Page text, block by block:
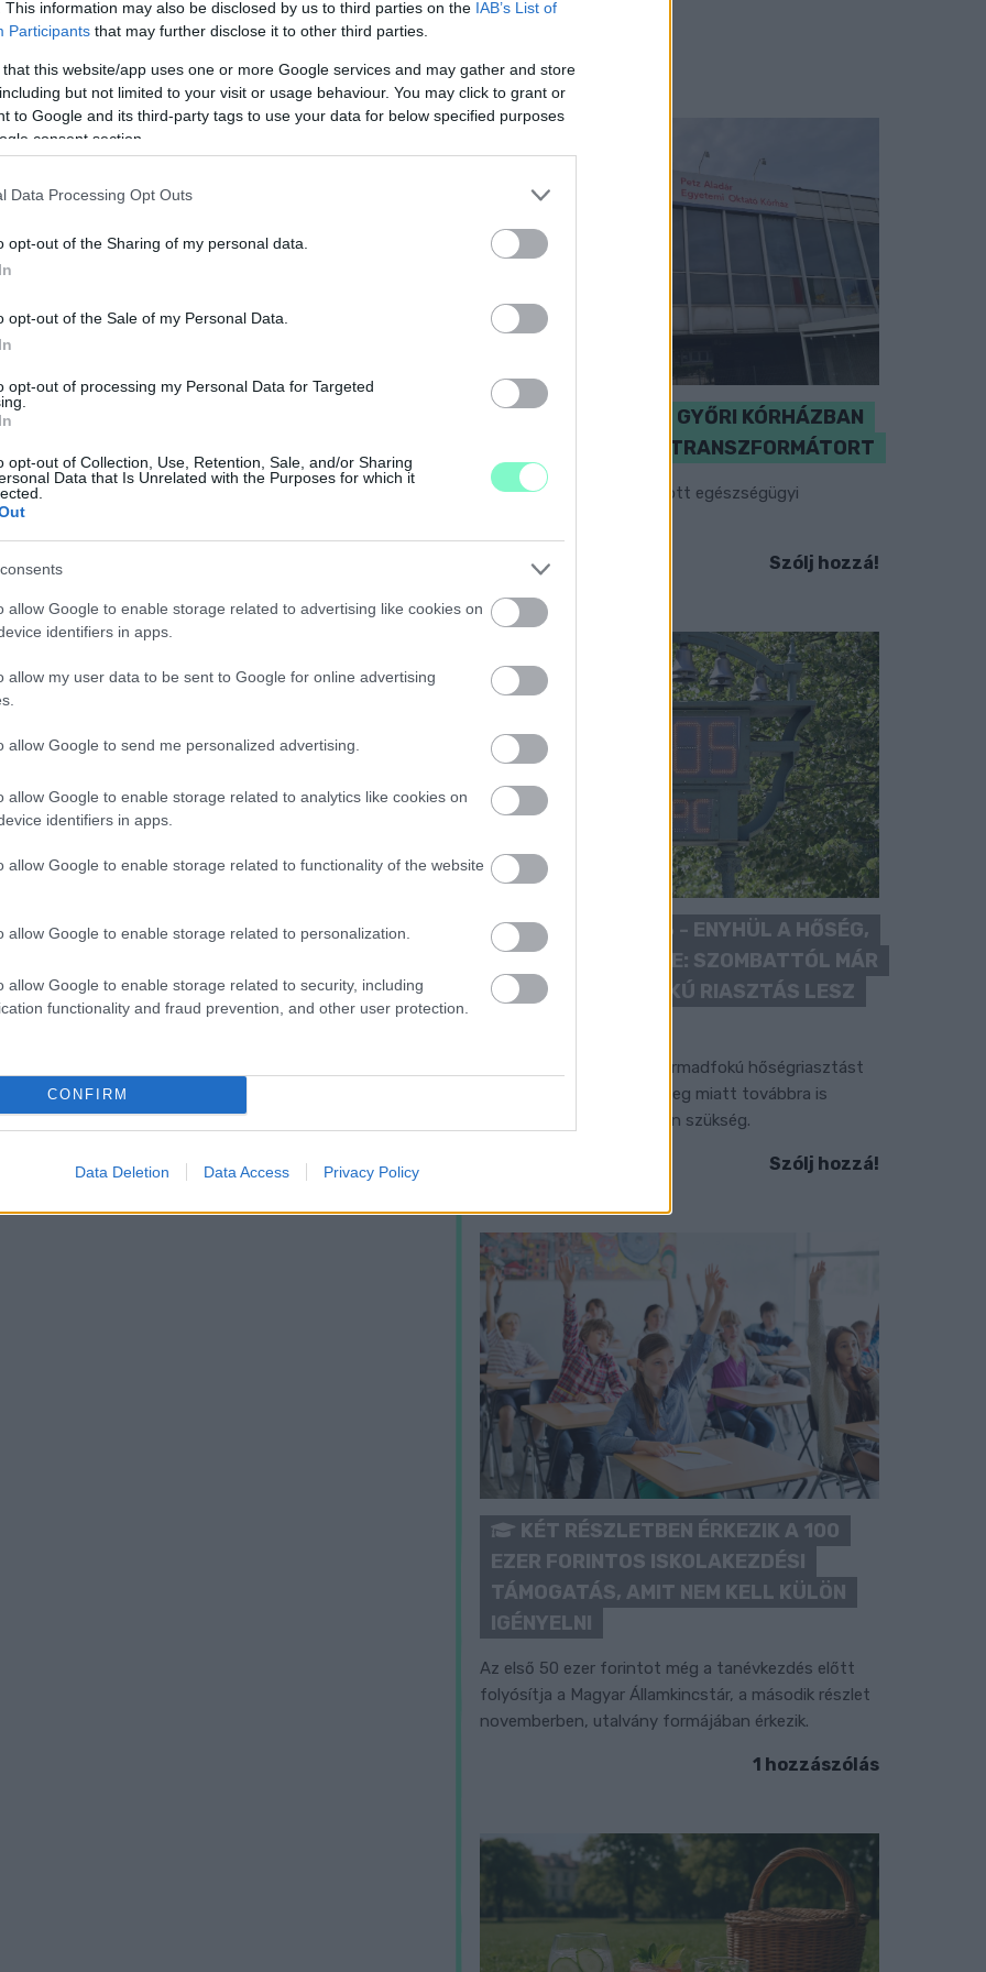
This information may also be disclosed by us to third parties on the IAB’s List of
Participants that may further disclose it to other third parties.
that this website/app uses one or more Google services and may gather and store
but not limited to your visit or usage behaviour. You may click to grant or
to Google and its third-party tags to use your data for below specified purposes
consent section.
Data Processing Opt Outs
opt-out of the Sharing of my personal data.
opt-out of the Sale of my Personal Data.
opt-out of processing my Personal Data for Targeted
opt-out of Collection, Use, Retention, Sale, and/or Sharing
Data that Is Unrelated with the Purposes for which it
allow Google to enable storage related to advertising like cookies on
identifiers in apps.
allow my user data to be sent to Google for online advertising
allow Google to send me personalized advertising.
allow Google to enable storage related to analytics like cookies on
identifiers in apps.
allow Google to enable storage related to functionality of the website
allow Google to enable storage related to personalization.
allow Google to enable storage related to security, including
functionality and fraud prevention, and other user protection.
CONFIRM
Data Deletion Data Access Privacy Policy
- Facebook-posztjában úgy írt a
mintha azt ő már, mint polgármester intézte
döntést, amely szerint Lenkai két
tanítási időben látogatott meg
kitért, hogy a gyermekek pártpolitikai célú
és nem is igazolhatja az önkéntesség,
igénylése is jogsérelemhez vezethet,
politikai nézetei, szimpátiája kifejezésére
végső soron a gyermek lesz.
a tőlük független szerkesztőségek
még a hatalmat ellenőrző hang, akkor
Nemzeti Újságírók Demokratikus
00000113-44920004.
KICSERÉLTÉK A GYŐRI KÓRHÁZBAN
MEGHIBÁSODOTT TRANSZFORMÁTORT
Megkezdték az elhalasztott egészségügyi
Szólj hozzá!
KÁNIKULA 2026 - ENYHÜL A HŐSÉG,
DE MÉG NINCS VÉGE: SZOMBATTÓL MÁR
“CSAK” MÁSODFOKÚ RIASZTÁS LESZ
A július vége óta tartó harmadfokú hőségriasztást
mérséklik, de a tartós meleg miatt továbbra is
fokozott óvatosságra van szükség.
Szólj hozzá!
KÉT RÉSZLETBEN ÉRKEZIK A 100
EZER FORINTOS ISKOLAKEZDÉSI
TÁMOGATÁS, AMIT NEM KELL KÜLÖN
IGÉNYELNI
Az első 50 ezer forintot még a tanévkezdés előtt
folyósítja a Magyar Államkincstár, a második részlet
novemberben, utalvány formájában érkezik.
1 hozzászólás